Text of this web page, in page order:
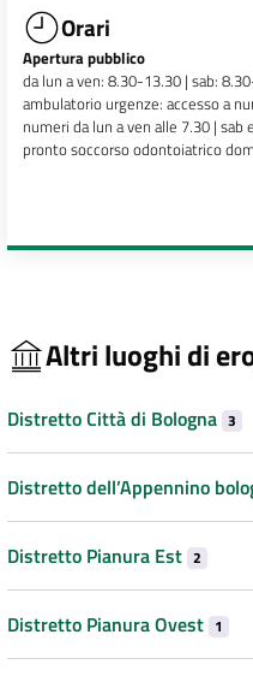
Orari
Apertura pubblico
da lun a ven: 8.30-13.30 | sab:
ambulatorio urgenze: accesso a
numeri da lun a ven alle 7.30 |
pronto soccorso odontoiatrico
Altri luoghi di
Distretto Città di Bologna 3
Distretto dell’Appennino
Distretto Pianura Est 2
Distretto Pianura Ovest 1